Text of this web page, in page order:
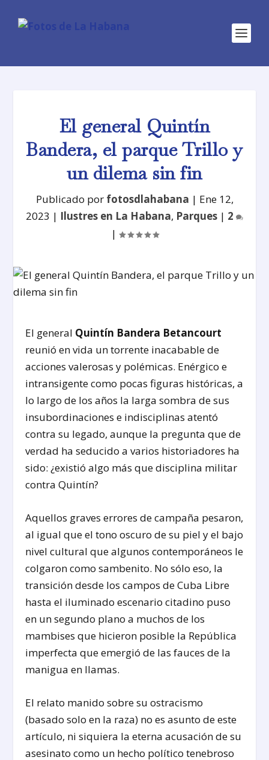
El general Quintín
Bandera, el parque Trillo y
un dilema sin fin
Publicado por fotosdlahabana | Ene 12,
2023 | Ilustres en La Habana, Parques | 2
|
El general Quintín Bandera Betancourt
reunió en vida un torrente inacabable de
acciones valerosas y polémicas. Enérgico e
intransigente como pocas figuras históricas, a
lo largo de los años la larga sombra de sus
insubordinaciones e indisciplinas atentó
contra su legado, aunque la pregunta que de
verdad ha seducido a varios historiadores ha
sido: ¿existió algo más que disciplina militar
contra Quintín?
Aquellos graves errores de campaña pesaron,
al igual que el tono oscuro de su piel y el bajo
nivel cultural que algunos contemporáneos le
colgaron como sambenito. No sólo eso, la
transición desde los campos de Cuba Libre
hasta el iluminado escenario citadino puso
en un segundo plano a muchos de los
mambises que hicieron posible la República
imperfecta que emergió de las fauces de la
manigua en llamas.
El relato manido sobre su ostracismo
(basado solo en la raza) no es asunto de este
artículo, ni siquiera la eterna acusación de su
asesinato como un hecho político tenebroso